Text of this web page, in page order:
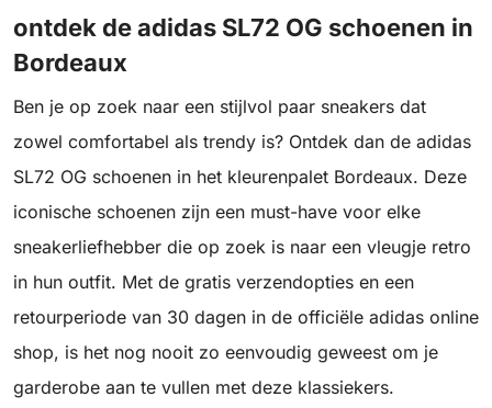
ontdek de adidas SL72 OG schoenen in
Bordeaux
Ben je op zoek naar een stijlvol paar sneakers dat
zowel comfortabel als trendy is? Ontdek dan de adidas
SL72 OG schoenen in het kleurenpalet Bordeaux. Deze
iconische schoenen zijn een must-have voor elke
sneakerliefhebber die op zoek is naar een vleugje retro
in hun outfit. Met de gratis verzendopties en een
retourperiode van 30 dagen in de officiële adidas online
shop, is het nog nooit zo eenvoudig geweest om je
garderobe aan te vullen met deze klassiekers.